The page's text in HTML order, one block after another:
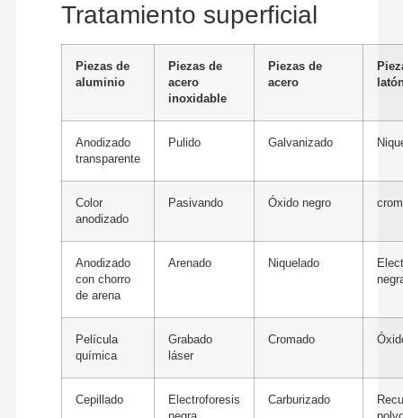
Tratamiento superficial
Piezas de
aluminio
Piezas de
acero
inoxidable
Piezas de
acero
Anodizado
transparente
Pulido Galvanizado
Color
anodizado
Pasivando Óxido negro
Anodizado
con chorro
de arena
Arenado Niquelado
Película
química
Grabado
láser
Cromado
Cepillado
Electroforesis
Carburizado